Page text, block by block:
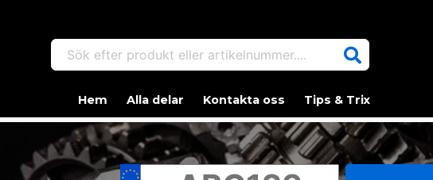
Sök efter produkt eller artikelnummer....
Hem Alla delar Kontakta oss Tips & Trix